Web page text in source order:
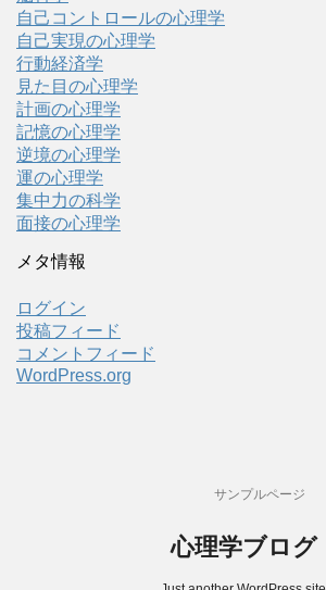
自己コントロールの心理学
自己実現の心理学
行動経済学
見た目の心理学
計画の心理学
記憶の心理学
逆境の心理学
運の心理学
集中力の科学
面接の心理学
メタ情報
ログイン
投稿フィード
コメントフィード
WordPress.org
サンプルページ
心理学ブログ